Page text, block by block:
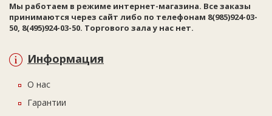
Мы работаем в режиме интернет-магазина. Все заказы
принимаются через сайт либо по телефонам 8(985)924-03-
50, 8(495)924-03-50. Торгового зала у нас нет.
Информация
О нас
Гарантии